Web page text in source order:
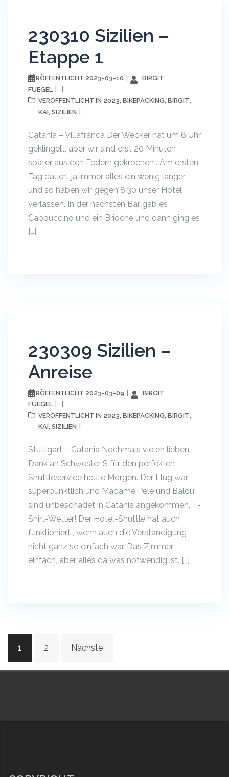
230310 Sizilien –
Etappe 1
VERÖFFENTLICHT 2023-03-10
BIRGIT
FUEGEL
VERÖFFENTLICHT IN 2023, BIKEPACKING, BIRGIT,
KAI, SIZILIEN
Catania – Villafranca Der Wecker hat um 6 Uhr
geklingelt, aber wir sind erst 20 Minuten
später aus den Federn gekrochen . Am ersten
Tag dauert ja immer alles ein wenig länger
und so haben wir gegen 8:30 unser Hotel
verlassen. In der nächsten Bar gab es
Cappuccino und ein Brioche und dann ging es
[…]
230309 Sizilien –
Anreise
VERÖFFENTLICHT 2023-03-09
BIRGIT
FUEGEL
VERÖFFENTLICHT IN 2023, BIKEPACKING, BIRGIT,
KAI, SIZILIEN
Stuttgart – Catania Nochmals vielen lieben
Dank an Schwester S für den perfekten
Shuttleservice heute Morgen. Der Flug war
superpünktlich und Madame Pele und Balou
sind unbeschadet in Catania angekommen. T-
Shirt-Wetter! Der Hotel-Shuttle hat auch
funktioniert , wenn auch die Verständigung
nicht ganz so einfach war. Das Zimmer
einfach, aber alles da was notwendig ist. […]
Beitragsnavigation
1 2 Nächste